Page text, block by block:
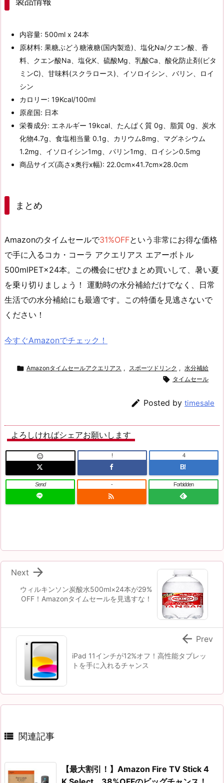
内容量: 500ml x 24本
原材料: 果糖ぶどう糖液糖(国内製造)、塩化Na/クエン酸、香
料、クエン酸Na、塩化K、硫酸Mg、乳酸Ca、酸化防止剤(ビタ
ミンC)、甘味料(スクラロース)、イソロイシン、バリン、ロイ
シン
カロリー: 19Kcal/100ml
原産国: 日本
栄養成分: エネルギー 19kcal、たんぱく質 0g、脂質 0g、炭水
化物4.7g、食塩相当量 0.1g、カリウム8mg、マグネシウム
1.2mg、イソロイシン1mg、パリン1mg、ロイシン0.5mg
商品サイズ(高さx奥行x幅): 22.0cm×41.7cm×28.0cm
まとめ
Amazonのタイムセールで31%OFFという非常にお得な価格
で手に入る コカ・コーラ アクエリアス エアーボトル
500mlPET×24本。この機会にぜひまとめ買いして、暑い夏
を乗り切りましょう！ 運動時の水分補給だけでなく、日常
生活での水分補給にも最適です。この特価を見逃さないで
ください！
今すぐAmazonでチェック！
 Amazonタイムセールアクエリアス , スポーツドリンク , 水分補給
 タイムセール
 Posted by timesale
よろしければシェアお願いします
 !
B!
4
Send

- Forbidden
ウィルキンソン炭酸水500ml×24本が29%
OFF！Amazonタイムセールを見逃すな！

Next
iPad 11インチが12%オフ！高性能タブレッ
トを手に入れるチャンス
 Prev
 関連記事
【最大割引！】Amazon Fire TV Stick 4